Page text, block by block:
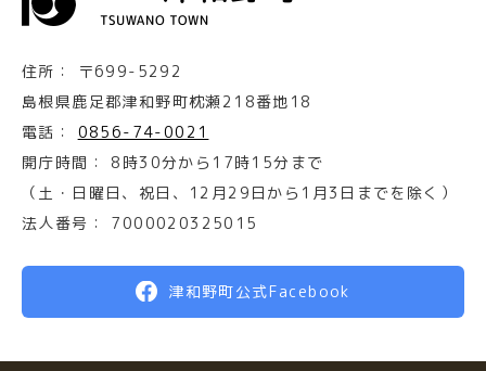
住所：
〒699-5292
島根県鹿足郡津和野町枕瀬218番地18
電話：
0856-74-0021
開庁時間：
8時30分から17時15分まで
（土・日曜日、祝日、12月29日から1月3日までを除く）
法人番号：
7000020325015
津和野町公式Facebook